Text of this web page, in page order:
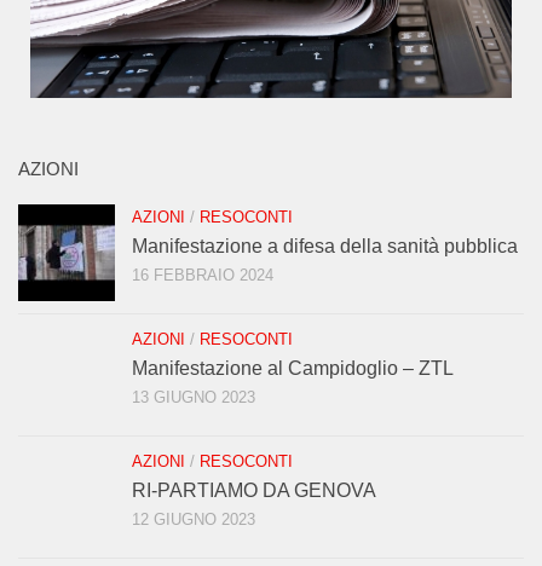
AZIONI
AZIONI / RESOCONTI
Manifestazione a difesa della sanità pubblica
16 FEBBRAIO 2024
AZIONI / RESOCONTI
Manifestazione al Campidoglio – ZTL
13 GIUGNO 2023
AZIONI / RESOCONTI
RI-PARTIAMO DA GENOVA
12 GIUGNO 2023